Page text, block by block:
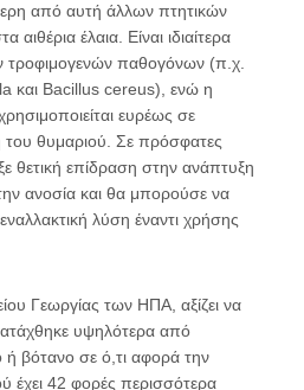
από αυτή άλλων πτητικών
έλαια. Είναι ιδιαίτερα
τροφιμογενών παθογόνων (π.χ.
και Bacillus cereus), ενώ η
ευρέως σε
θυμαριού. Σε πρόσφατες
θετική επίδραση στην ανάπτυξη
ανοσία και θα μπορούσε να
λύση έναντι χρήσης
Γεωργίας των ΗΠΑ, αξίζει να
υψηλότερα από
βότανο σε ό,τι αφορά την
έχει 42 φορές περισσότερα